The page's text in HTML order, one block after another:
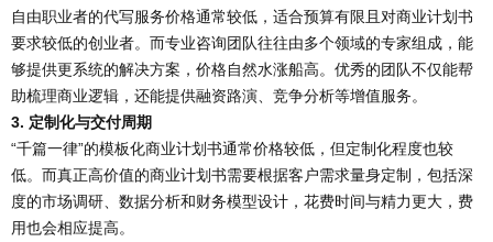
自由职业者的代写服务价格通常较低，适合预算有限且对商业计划书
要求较低的创业者。而专业咨询团队往往由多个领域的专家组成，能
够提供更系统的解决方案，价格自然水涨船高。优秀的团队不仅能帮
助梳理商业逻辑，还能提供融资路演、竞争分析等增值服务。
3. 定制化与交付周期
“千篇一律”的模板化商业计划书通常价格较低，但定制化程度也较
低。而真正高价值的商业计划书需要根据客户需求量身定制，包括深
度的市场调研、数据分析和财务模型设计，花费时间与精力更大，费
用也会相应提高。